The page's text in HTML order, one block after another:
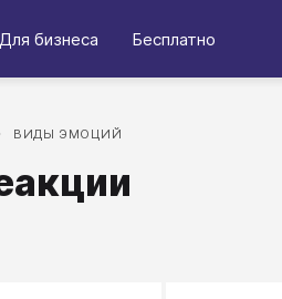
Для бизнеса Бесплатно
ВИДЫ ЭМОЦИЙ